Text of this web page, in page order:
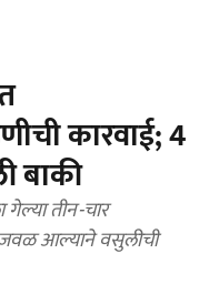
कारवाई; 4
बाकी
तीन-चार
आल्याने वसुलीची